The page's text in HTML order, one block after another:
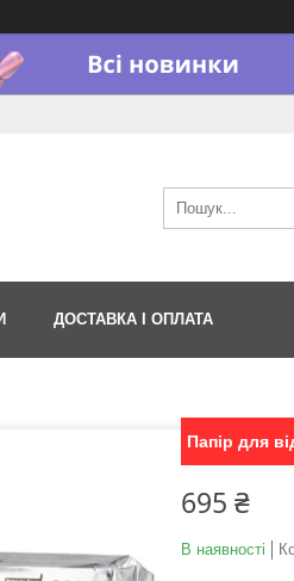
ДОСТАВКА І ОПЛАТА
Папір для
695 ₴
В наявності